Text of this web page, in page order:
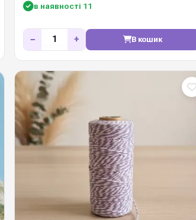
в наявності 11
− + В кошик